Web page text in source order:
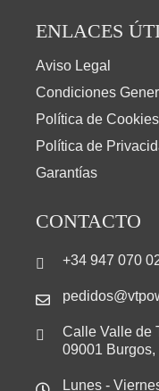
ENLACES
Aviso Legal
Condiciones
Política de Cookies
Política de
Garantías
CONTACTO
+34 947 070
Calle Valle de
09001 Burgos,
Lunes -